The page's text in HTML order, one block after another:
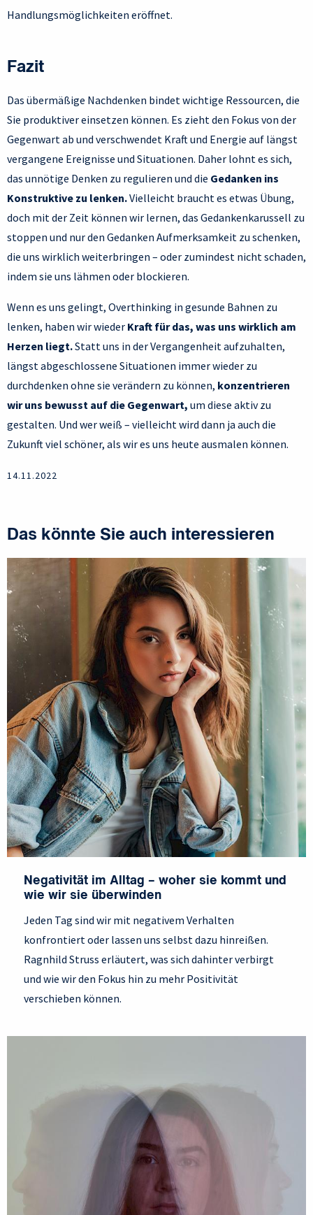
Handlungsmöglichkeiten eröffnet.
Fazit
Das übermäßige Nachdenken bindet wichtige Ressourcen, die
Sie produktiver einsetzen können. Es zieht den Fokus von der
Gegenwart ab und verschwendet Kraft und Energie auf längst
vergangene Ereignisse und Situationen. Daher lohnt es sich,
das unnötige Denken zu regulieren und die Gedanken ins
Konstruktive zu lenken.Vielleicht braucht es etwas Übung,
doch mit der Zeit können wir lernen, das Gedankenkarussell zu
stoppen und nur den Gedanken Aufmerksamkeit zu schenken,
die uns wirklich weiterbringen – oder zumindest nicht schaden,
indem sie uns lähmen oder blockieren.
Wenn es uns gelingt, Overthinking in gesunde Bahnen zu
lenken, haben wir wieder Kraft für das, was uns wirklich am
Herzen liegt.Statt uns in der Vergangenheit aufzuhalten,
längst abgeschlossene Situationen immer wieder zu
durchdenken ohne sie verändern zu können, konzentrieren
wir uns bewusst auf die Gegenwart, um diese aktiv zu
gestalten. Und wer weiß – vielleicht wird dann ja auch die
Zukunft viel schöner, als wir es uns heute ausmalen können.
14.11.2022
Das könnte Sie auch interessieren
Negativität im Alltag – woher sie kommt und
wie wir sie überwinden
Jeden Tag sind wir mit negativem Verhalten
konfrontiert oder lassen uns selbst dazu hinreißen.
Ragnhild Struss erläutert, was sich dahinter verbirgt
und wie wir den Fokus hin zu mehr Positivität
verschieben können.